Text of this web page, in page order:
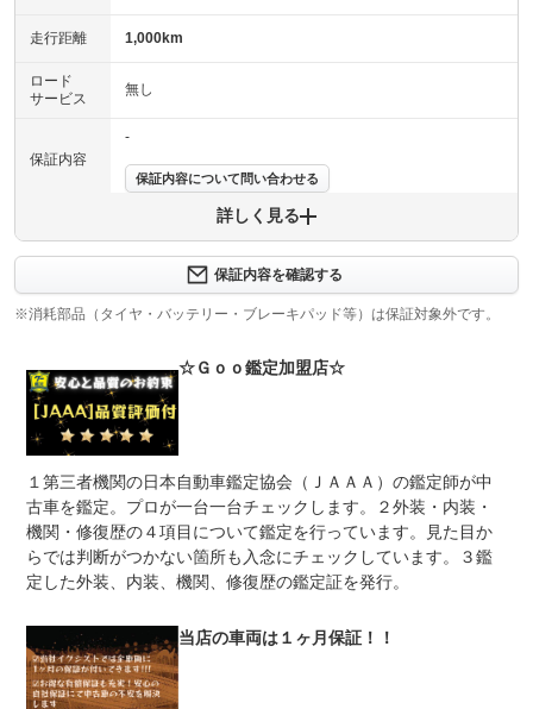
走行距離 1,000km
ロード
サービス
無し
保証内容
-
保証内容について問い合わせる
上限金額
免責金 無し
保証修理
受付先
-
法定整備 整備無 車両状態については販売店にご確認ください
法定整備
について
-
詳しく見る
保証内容を確認する
※消耗部品（タイヤ・バッテリー・ブレーキパッド等）は保証対象外です。
☆Ｇｏｏ鑑定加盟店☆
１第三者機関の日本自動車鑑定協会（ＪＡＡＡ）の鑑定師が中
古車を鑑定。プロが一台一台チェックします。２外装・内装・
機関・修復歴の４項目について鑑定を行っています。見た目か
らでは判断がつかない箇所も入念にチェックしています。３鑑
定した外装、内装、機関、修復歴の鑑定証を発行。
当店の車両は１ヶ月保証！！